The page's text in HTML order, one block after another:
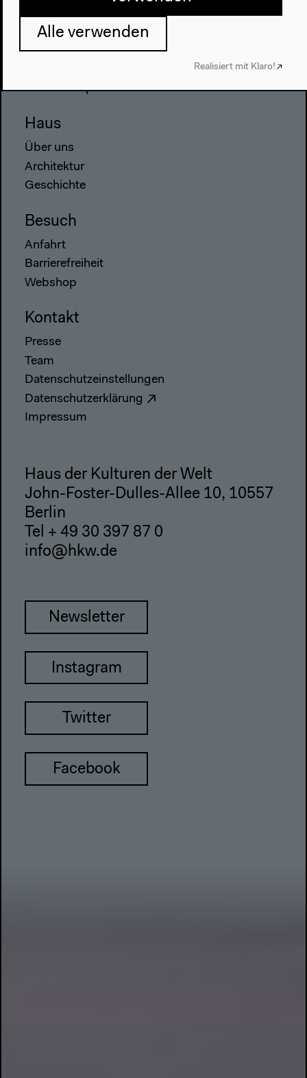
Programm
2022
Das Anthropozän am HKW
Haus
Über uns
Architektur
Geschichte
Besuch
Anfahrt
Barrierefreiheit
Webshop
Kontakt
Presse
Team
Datenschutzeinstellungen
Datenschutzerklärung
Impressum
Haus der Kulturen der Welt
John-Foster-Dulles-Allee 10, 10557
Berlin
Tel + 49 30 397 87 0
info@hkw.de
Newsletter
Instagram
Twitter
Facebook
Alle verwenden
Realisiert mit Klaro!